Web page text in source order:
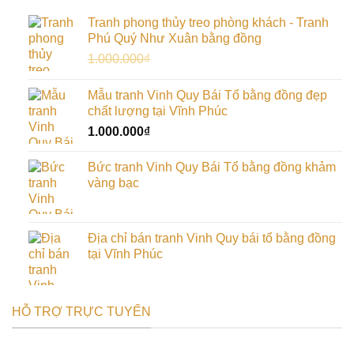
Tranh phong thủy treo phòng khách - Tranh
Phú Quý Như Xuân bằng đồng
1.000.000₫
là:
1.000.000₫.
tại
là:
Mẫu tranh Vinh Quy Bái Tổ bằng đồng đẹp
chất lượng tại Vĩnh Phúc
1.000.000₫
Bức tranh Vinh Quy Bái Tổ bằng đồng khảm
vàng bạc
Địa chỉ bán tranh Vinh Quy bái tổ bằng đồng
tại Vĩnh Phúc
HỖ TRỢ TRỰC TUYẾN